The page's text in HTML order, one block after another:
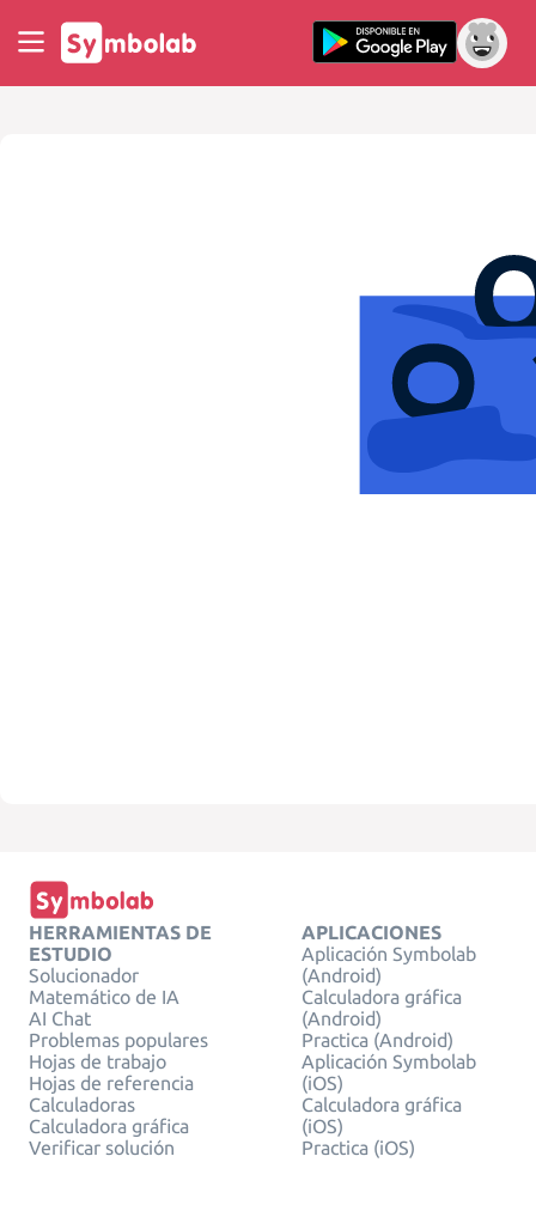
HERRAMIENTAS DE
ESTUDIO
Solucionador
Matemático de IA
AI Chat
Problemas populares
Hojas de trabajo
Hojas de referencia
Calculadoras
Calculadora gráfica
Verificar solución
APLICACIONES
Aplicación Symbolab
(Android)
Calculadora gráfica
(Android)
Practica (Android)
Aplicación Symbolab
(iOS)
Calculadora gráfica
(iOS)
Practica (iOS)